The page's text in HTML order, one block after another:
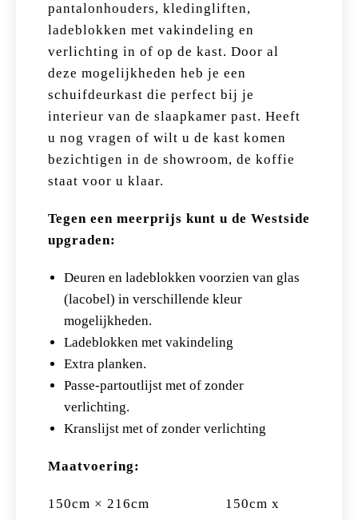
pantalonhouders, kledingliften,
ladeblokken met vakindeling en
verlichting in of op de kast. Door al
deze mogelijkheden heb je een
schuifdeurkast die perfect bij je
interieur van de slaapkamer past. Heeft
u nog vragen of wilt u de kast komen
bezichtigen in de showroom, de koffie
staat voor u klaar.
Tegen een meerprijs kunt u de Westside
upgraden:
Deuren en ladeblokken voorzien van glas
(lacobel) in verschillende kleur
mogelijkheden.
Ladeblokken met vakindeling
Extra planken.
Passe-partoutlijst met of zonder
verlichting.
Kranslijst met of zonder verlichting
Maatvoering:
150cm × 216cm 150cm x